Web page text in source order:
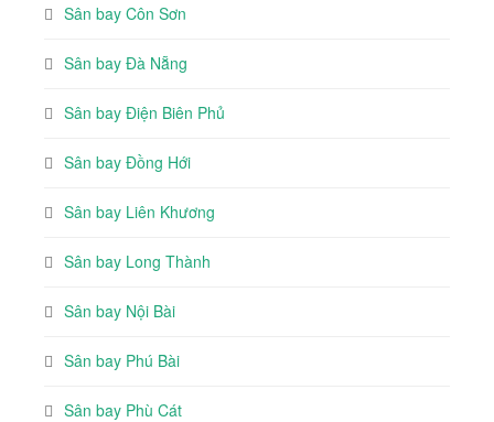
Sân bay Côn Sơn
Sân bay Đà Nẵng
Sân bay Điện Biên Phủ
Sân bay Đồng Hới
Sân bay Liên Khương
Sân bay Long Thành
Sân bay Nội Bài
Sân bay Phú Bài
Sân bay Phù Cát